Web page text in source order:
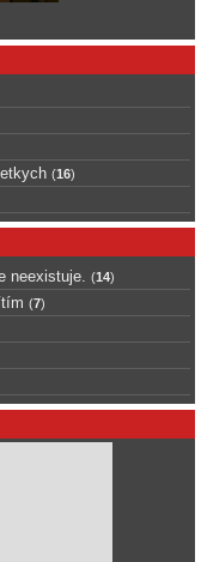
(16)
neexistuje. (14)
(7)